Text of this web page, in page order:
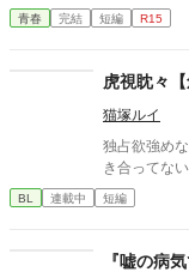
部エース。優し
いおんじ り
ー。
青春 完結 短編 R15
虎視眈々【
猫塚ルイ
独占欲強め
き合ってない
BL 連載中 短編
『嘘の病